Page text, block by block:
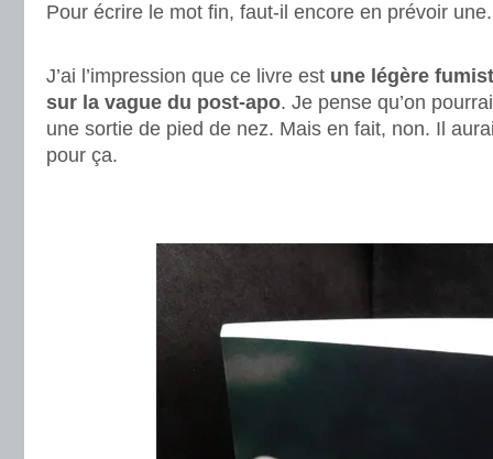
Pour écrire le mot fin, faut-il encore en prévoir une.
J’ai l’impression que ce livre est une légère
sur la vague du post-apo. Je pense qu’on
une sortie de pied de nez. Mais en fait, non. Il
pour ça.